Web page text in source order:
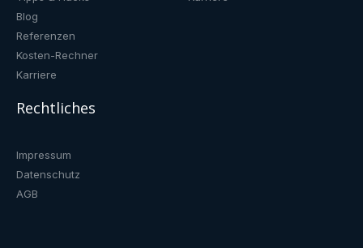
Blog
Referenzen
Kosten-Rechner
Karriere
Rechtliches
Impressum
Datenschutz
AGB